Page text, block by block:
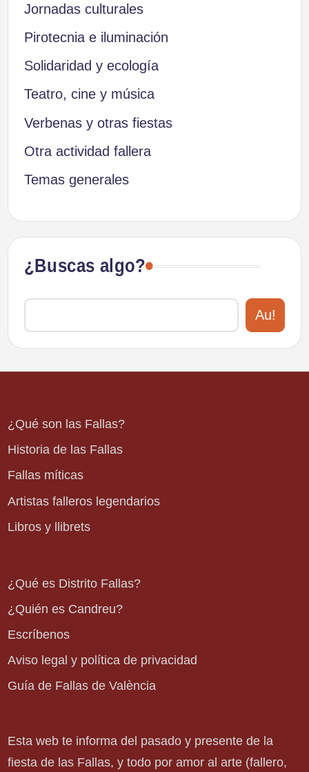
Jornadas culturales
Pirotecnia e iluminación
Solidaridad y ecología
Teatro, cine y música
Verbenas y otras fiestas
Otra actividad fallera
Temas generales
¿Buscas algo?
Au!
¿Qué son las Fallas?
Historia de las Fallas
Fallas míticas
Artistas falleros legendarios
Libros y llibrets
¿Qué es Distrito Fallas?
¿Quién es Candreu?
Escríbenos
Aviso legal y política de privacidad
Guía de Fallas de València
Esta web te informa del pasado y presente de la
fiesta de las Fallas, y todo por amor al arte (fallero,